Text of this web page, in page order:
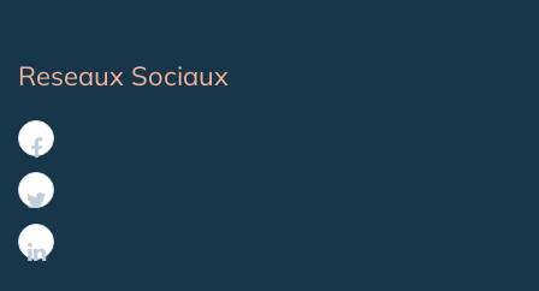
Reseaux Sociaux